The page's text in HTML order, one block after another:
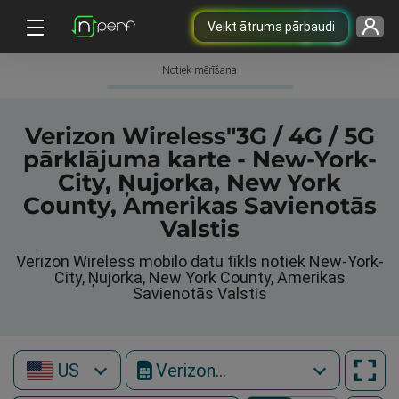
Veikt ātruma pārbaudi
Notiek mērīšana
Verizon Wireless"3G / 4G / 5G
pārklājuma karte - New-York-
City, Ņujorka, New York
County, Amerikas Savienotās
Valstis
Verizon Wireless mobilo datu tīkls notiek New-York-
City, Ņujorka, New York County, Amerikas
Savienotās Valstis
US Verizon Wireless